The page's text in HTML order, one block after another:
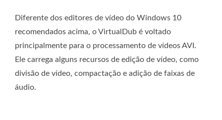
Diferente dos editores de vídeo do Windows 10
recomendados acima, o VirtualDub é voltado
principalmente para o processamento de vídeos AVI.
Ele carrega alguns recursos de edição de vídeo, como
divisão de vídeo, compactação e adição de faixas de
áudio.